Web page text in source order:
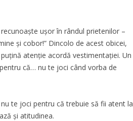
ușor în rândul prietenilor –
și cobor!” Dincolo de acest obicei,
atenție acordă vestimentației. Un
că… nu te joci când vorba de
te joci pentru că trebuie să fii atent la
și atitudinea.